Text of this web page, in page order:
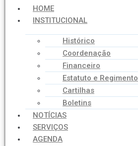
HOME
INSTITUCIONAL
Histórico
Coordenação
Financeiro
Estatuto e Regimento
Cartilhas
Boletins
NOTÍCIAS
SERVIÇOS
AGENDA